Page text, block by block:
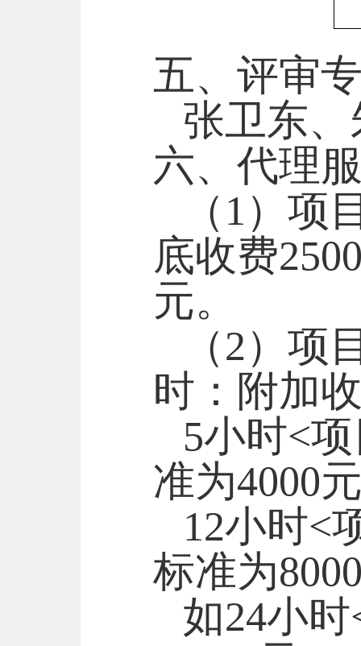
五、评审
张卫东
六、代理
（ 1） 项
底收费
元。
（2） 项
时：附加
5小时<
准为4000
12小时<
标准为
如24小